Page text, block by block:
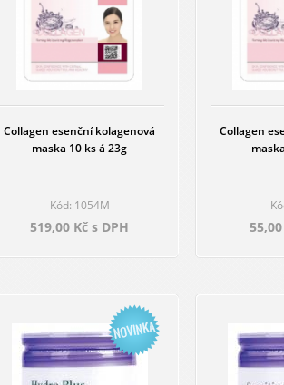
Collagen esenční kolagenová
maska 10 ks á 23g
Kód: 1054M
519,00 Kč s DPH
Collagen